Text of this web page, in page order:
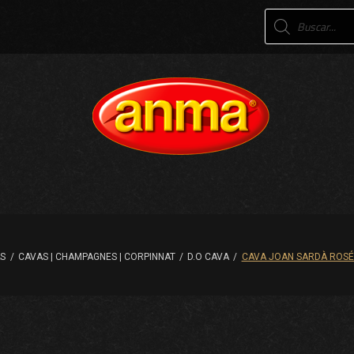
Products
search
/ CAVAS | CHAMPAGNES | CORPINNAT / D.O CAVA / CAVA JOAN SARDÀ